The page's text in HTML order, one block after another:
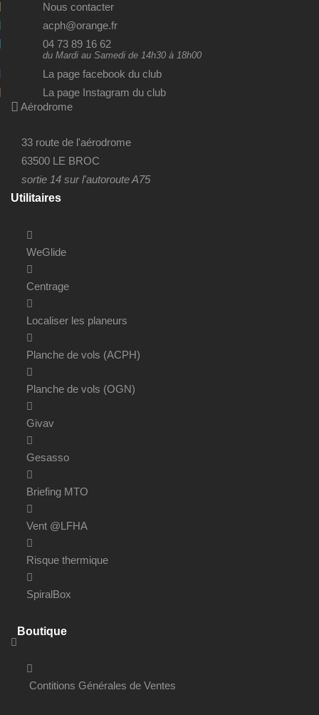
Nous contacter
acph@orange.fr
04 73 89 16 62
du Mardi au Samedi de 14h30 à 18h00
La page facebook du club
La page Instagram du club
Aérodrome
33 route de l'aérodrome
63500 LE BROC
sortie 14 sur l'autoroute A75
Utilitaires
WeGlide
Centrage
Localiser les planeurs
Planche de vols (ACPH)
Planche de vols (OGN)
Givav
Gesasso
Briefing MTO
Vent @LFHA
Risque thermique
SpiralBox
Boutique
Contitions Générales de Ventes